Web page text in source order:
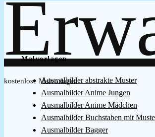
kostenlose Malvorlagen
Malvorlagen
Ausmalbilder abstrakte Muster
Ausmalbilder Anime Jungen
Ausmalbilder Anime Mädchen
Ausmalbilder Buchstaben mit
Ausmalbilder Bagger